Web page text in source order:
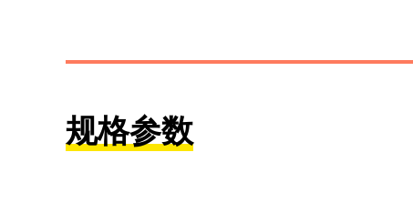
规格参数